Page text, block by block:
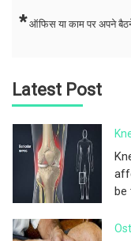
* ऑफिस या काम पर अपने
Latest Post